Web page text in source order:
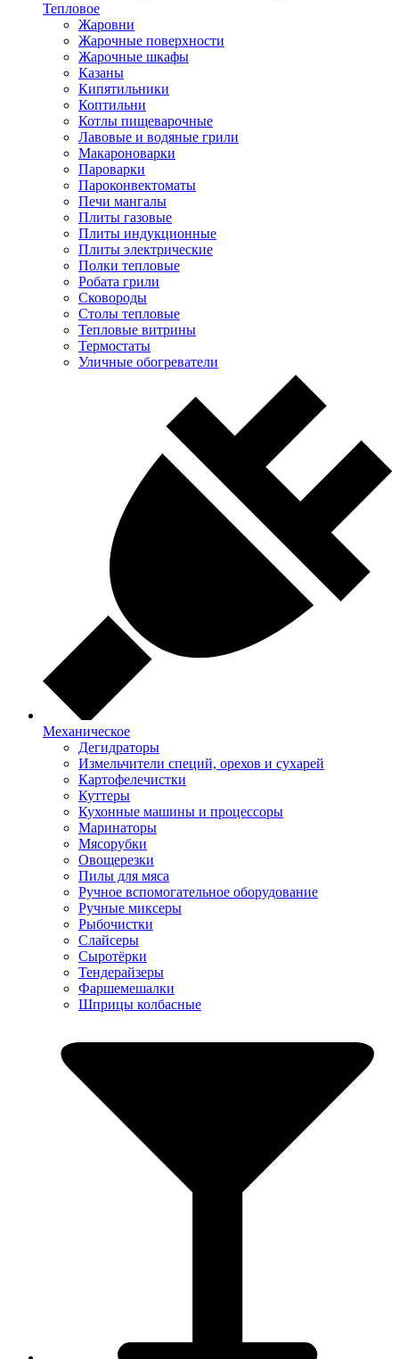
Тепловое
Жаровни
Жарочные поверхности
Жарочные шкафы
Казаны
Кипятильники
Коптильни
Котлы пищеварочные
Лавовые и водяные грили
Макароноварки
Пароварки
Пароконвектоматы
Печи мангалы
Плиты газовые
Плиты индукционные
Плиты электрические
Полки тепловые
Робата грили
Сковороды
Столы тепловые
Тепловые витрины
Термостаты
Уличные обогреватели
Механическое
Дегидраторы
Измельчители специй, орехов и сухарей
Картофелечистки
Куттеры
Кухонные машины и процессоры
Маринаторы
Мясорубки
Овощерезки
Пилы для мяса
Ручное вспомогательное оборудование
Ручные миксеры
Рыбочистки
Слайсеры
Сыротёрки
Тендерайзеры
Фаршемешалки
Шприцы колбасные